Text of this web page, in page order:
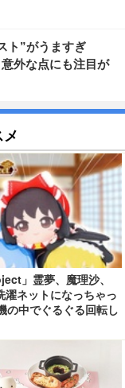
ト”がうますぎ
外な点にも注目が
メ
」霊夢、魔理沙、
濯ネットになっちゃっ
の中でぐるぐる回転し
思わず眺めたくなっち